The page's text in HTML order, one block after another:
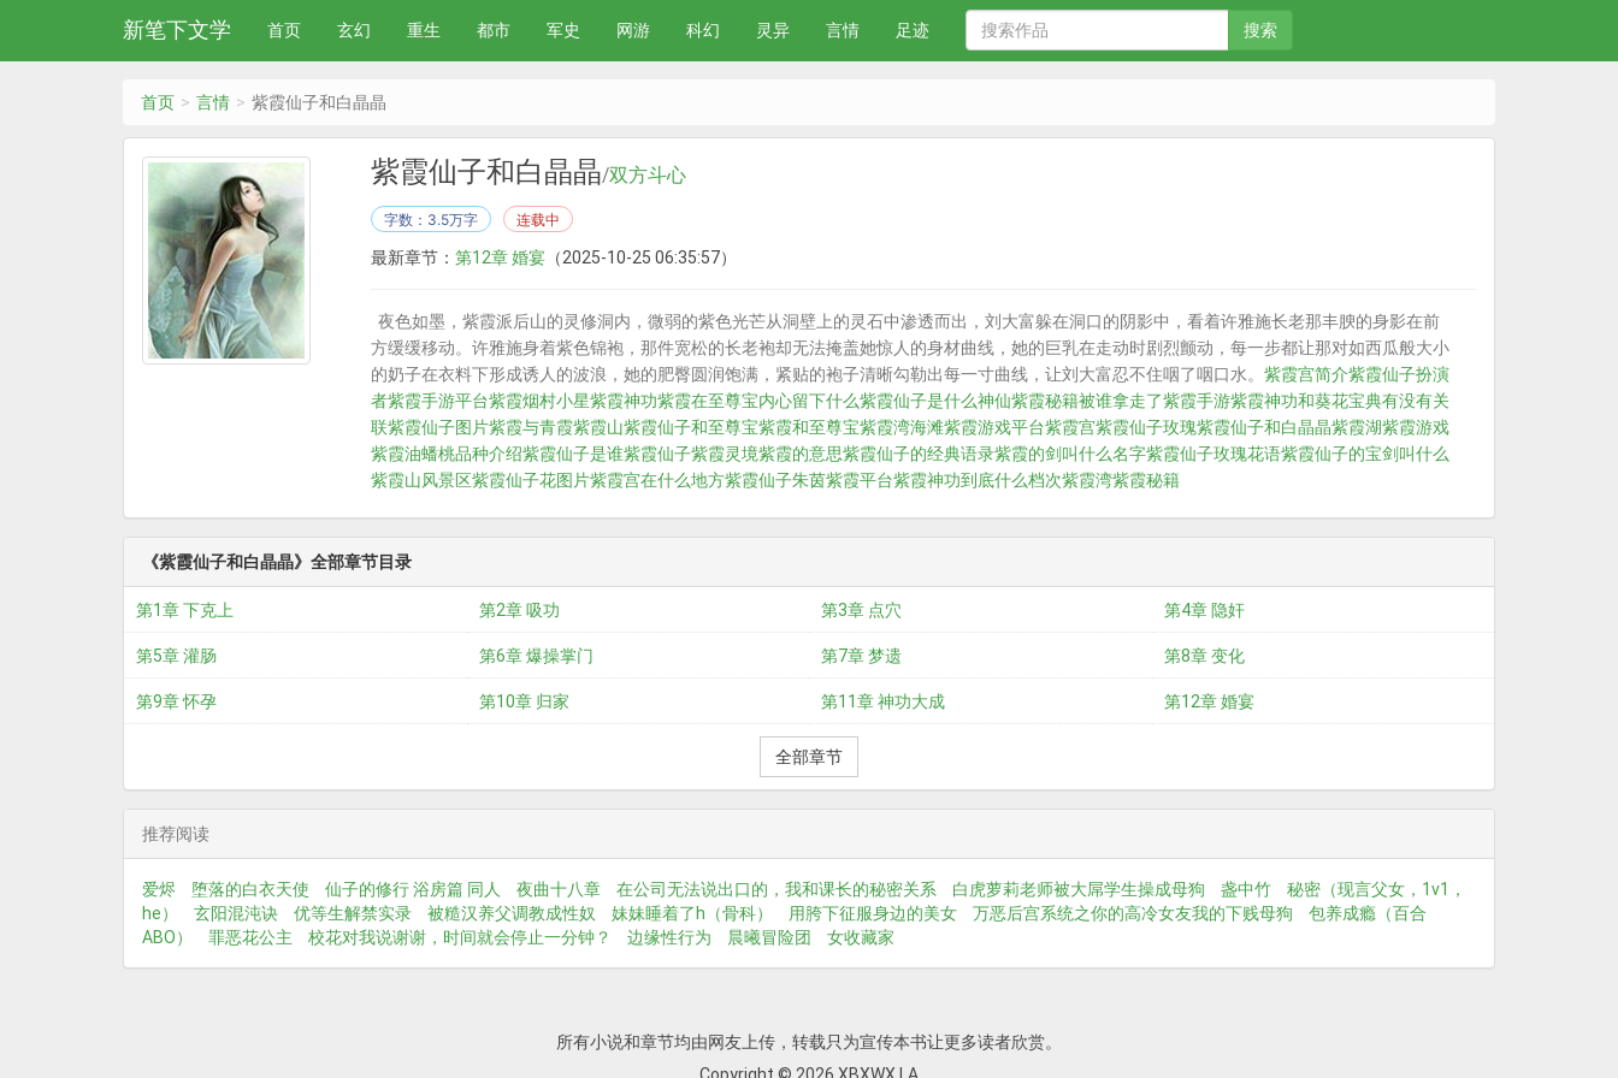
新笔下文学 首页 玄幻 重生 都市 军史 网游 科幻 灵异 言情 足迹 搜索
首页 言情 紫霞仙子和白晶晶
紫霞仙子和白晶晶/双方斗心
字数：3.5万字 连载中
最新章节： 第12章 婚宴（2025-10-25 06:35:57）
夜色如墨，紫霞派后山的灵修洞内，微弱的紫色光芒从洞壁上的灵石中渗透而出，刘大富躲在洞口的阴影中，看着许雅施长老那丰腴的身影在前
方缓缓移动。许雅施身着紫色锦袍，那件宽松的长老袍却无法掩盖她惊人的身材曲线，她的巨乳在走动时剧烈颤动，每一步都让那对如西瓜般大小
的奶子在衣料下形成诱人的波浪，她的肥臀圆润饱满，紧贴的袍子清晰勾勒出每一寸曲线，让刘大富忍不住咽了咽口水。 紫霞宫简介紫霞仙子扮演
者紫霞手游平台紫霞烟村小星紫霞神功紫霞在至尊宝内心留下什么紫霞仙子是什么神仙紫霞秘籍被谁拿走了紫霞手游紫霞神功和葵花宝典有没有关
联紫霞仙子图片紫霞与青霞紫霞山紫霞仙子和至尊宝紫霞和至尊宝紫霞湾海滩紫霞游戏平台紫霞宫紫霞仙子玫瑰紫霞仙子和白晶晶紫霞湖紫霞游戏
紫霞油蟠桃品种介绍紫霞仙子是谁紫霞仙子紫霞灵境紫霞的意思紫霞仙子的经典语录紫霞的剑叫什么名字紫霞仙子玫瑰花语紫霞仙子的宝剑叫什么
紫霞山风景区紫霞仙子花图片紫霞宫在什么地方紫霞仙子朱茵紫霞平台紫霞神功到底什么档次紫霞湾紫霞秘籍
《紫霞仙子和白晶晶》全部章节目录
第1章 下克上 第2章 吸功 第3章 点穴 第4章 隐奸
第5章 灌肠 第6章 爆操掌门 第7章 梦遗 第8章 变化
第9章 怀孕 第10章 归家 第11章 神功大成 第12章 婚宴
全部章节
推荐阅读
爱烬 堕落的白衣天使 仙子的修行 浴房篇 同人 夜曲十八章 在公司无法说出口的，我和课长的秘密关系 白虎萝莉老师被大屌学生操成母狗 盏中竹
秘密（现言父女，1v1，
he）
玄阳混沌诀 优等生解禁实录 被糙汉养父调教成性奴 妹妹睡着了h（骨科） 用胯下征服身边的美女 万恶后宫系统之你的高冷女友我的下贱母狗
包养成瘾（百合
ABO）
罪恶花公主 校花对我说谢谢，时间就会停止一分钟？ 边缘性行为 晨曦冒险团 女收藏家
所有小说和章节均由网友上传，转载只为宣传本书让更多读者欣赏。